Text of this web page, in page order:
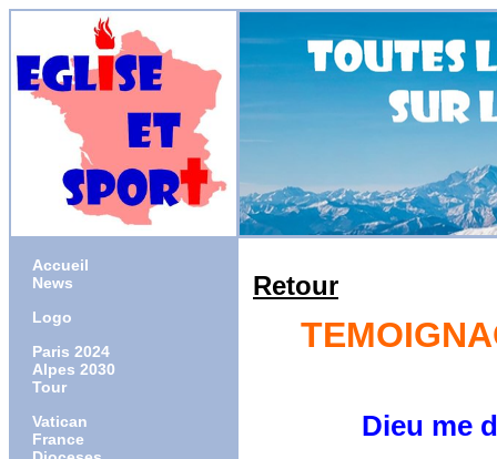
Accueil
News
Logo
Paris 2024
Alpes 2030
Tour
Vatican
France
Retour
Dieu me